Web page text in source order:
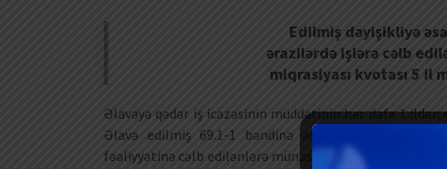
Edilmiş dəyişikliyə
ərazilərdə işlərə cəlb
miqrasiyası kvotası 5
Əlavəyə qədər iş icazəsinin müddətinin hər dəfə 1
Əlavə edilmiş 69.1-1 bəndinə əsasən, Azərbaycan
fəaliyyətinə cəlb edilənlərə münasibətdə iş icazəsinin